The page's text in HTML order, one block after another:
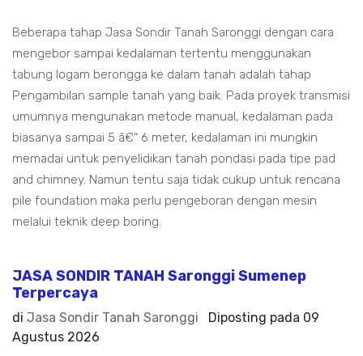
Beberapa tahap Jasa Sondir Tanah Saronggi dengan cara
mengebor sampai kedalaman tertentu menggunakan
tabung logam berongga ke dalam tanah adalah tahap
Pengambilan sample tanah yang baik. Pada proyek transmisi
umumnya mengunakan metode manual, kedalaman pada
biasanya sampai 5 â€“ 6 meter, kedalaman ini mungkin
memadai untuk penyelidikan tanah pondasi pada tipe pad
and chimney. Namun tentu saja tidak cukup untuk rencana
pile foundation maka perlu pengeboran dengan mesin
melalui teknik deep boring.
JASA SONDIR TANAH Saronggi Sumenep
Terpercaya
di Jasa Sondir Tanah Saronggi Diposting pada 09
Agustus 2026